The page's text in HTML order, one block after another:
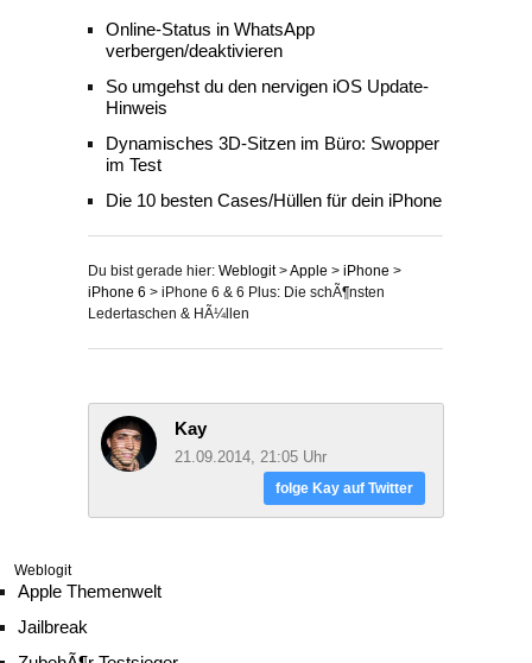
Online-Status in WhatsApp
verbergen/deaktivieren
So umgehst du den nervigen iOS Update-
Hinweis
Dynamisches 3D-Sitzen im Büro: Swopper
im Test
Die 10 besten Cases/Hüllen für dein iPhone
Du bist gerade hier: Weblogit>Apple > iPhone >
iPhone 6 > iPhone 6 & 6 Plus: Die schÃ¶nsten
Ledertaschen & HÃ¼llen
Kay
21.09.2014, 21:05 Uhr
folge Kay auf Twitter
Weblogit
Apple Themenwelt
Jailbreak